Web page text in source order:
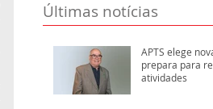
Últimas notícias
APTS elege
prepara para
atividades